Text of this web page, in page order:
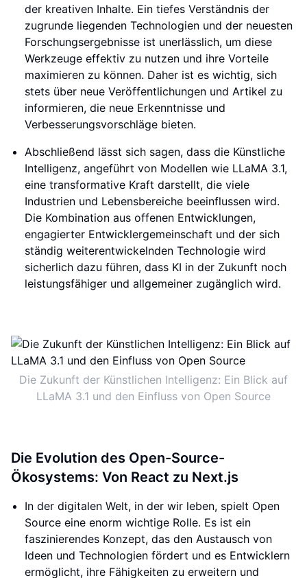
der kreativen Inhalte. Ein tiefes Verständnis der
zugrunde liegenden Technologien und der neuesten
Forschungsergebnisse ist unerlässlich, um diese
Werkzeuge effektiv zu nutzen und ihre Vorteile
maximieren zu können. Daher ist es wichtig, sich
stets über neue Veröffentlichungen und Artikel zu
informieren, die neue Erkenntnisse und
Verbesserungsvorschläge bieten.
Abschließend lässt sich sagen, dass die Künstliche
Intelligenz, angeführt von Modellen wie LLaMA 3.1,
eine transformative Kraft darstellt, die viele
Industrien und Lebensbereiche beeinflussen wird.
Die Kombination aus offenen Entwicklungen,
engagierter Entwicklergemeinschaft und der sich
ständig weiterentwickelnden Technologie wird
sicherlich dazu führen, dass KI in der Zukunft noch
leistungsfähiger und allgemeiner zugänglich wird.
Die Zukunft der Künstlichen Intelligenz: Ein Blick auf
LLaMA 3.1 und den Einfluss von Open Source
Die Evolution des Open-Source-
Ökosystems: Von React zu Next.js
In der digitalen Welt, in der wir leben, spielt Open
Source eine enorm wichtige Rolle. Es ist ein
faszinierendes Konzept, das den Austausch von
Ideen und Technologien fördert und es Entwicklern
ermöglicht, ihre Fähigkeiten zu erweitern und